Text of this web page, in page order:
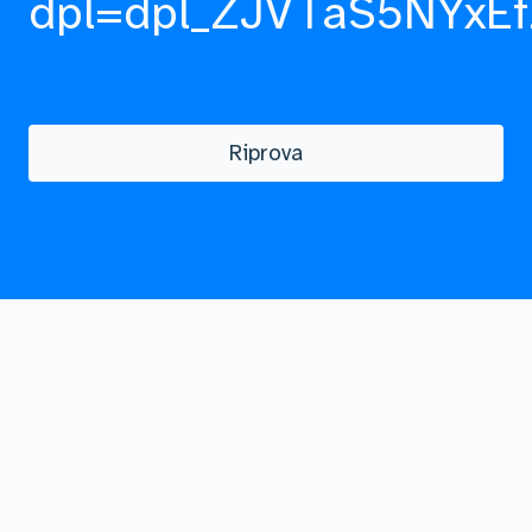
Riprova